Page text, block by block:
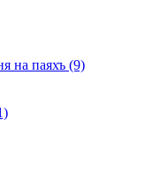
на паяхъ (9)